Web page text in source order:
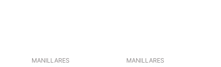
MANILLARES MANILLARES